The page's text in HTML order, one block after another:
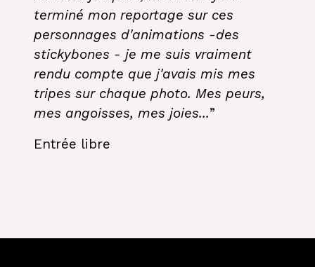
terminé mon reportage sur ces
personnages d'animations -des
stickybones - je me suis vraiment
rendu compte que j'avais mis mes
tripes sur chaque photo. Mes peurs,
mes angoisses, mes joies...”
Entrée libre